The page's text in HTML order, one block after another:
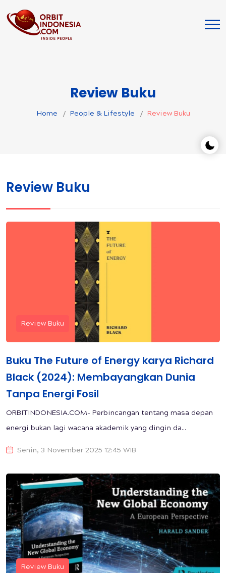
Review Buku
Home People & Lifestyle Review Buku
Review Buku
Review Buku
Buku The Future of Energy karya Richard
Black (2024): Membayangkan Dunia
Tanpa Energi Fosil
ORBITINDONESIA.COM- Perbincangan tentang masa depan
energi bukan lagi wacana akademik yang dingin da...
Senin, 3 November 2025 12:45 WIB
Review Buku